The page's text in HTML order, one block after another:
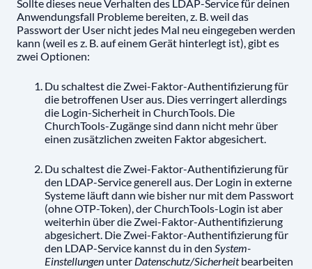
Sollte dieses neue Verhalten des LDAP-Service für deinen
Anwendungsfall Probleme bereiten, z. B. weil das
Passwort der User nicht jedes Mal neu eingegeben werden
kann (weil es z. B. auf einem Gerät hinterlegt ist), gibt es
zwei Optionen:
Du schaltest die Zwei-Faktor-Authentifizierung für
die betroffenen User aus. Dies verringert allerdings
die Login-Sicherheit in ChurchTools. Die
ChurchTools-Zugänge sind dann nicht mehr über
einen zusätzlichen zweiten Faktor abgesichert.
Du schaltest die Zwei-Faktor-Authentifizierung für
den LDAP-Service generell aus. Der Login in externe
Systeme läuft dann wie bisher nur mit dem Passwort
(ohne OTP-Token), der ChurchTools-Login ist aber
weiterhin über die Zwei-Faktor-Authentifizierung
abgesichert. Die Zwei-Faktor-Authentifizierung für
den LDAP-Service kannst du in den System-
Einstellungen unter Datenschutz/Sicherheitbearbeiten